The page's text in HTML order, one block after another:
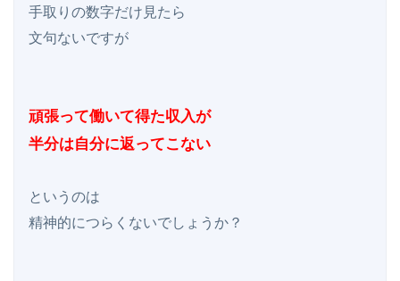
手取りの数字だけ見たら
文句ないですが
頑張って働いて得た収入が
半分は自分に返ってこない
というのは
精神的につらくないでしょうか？